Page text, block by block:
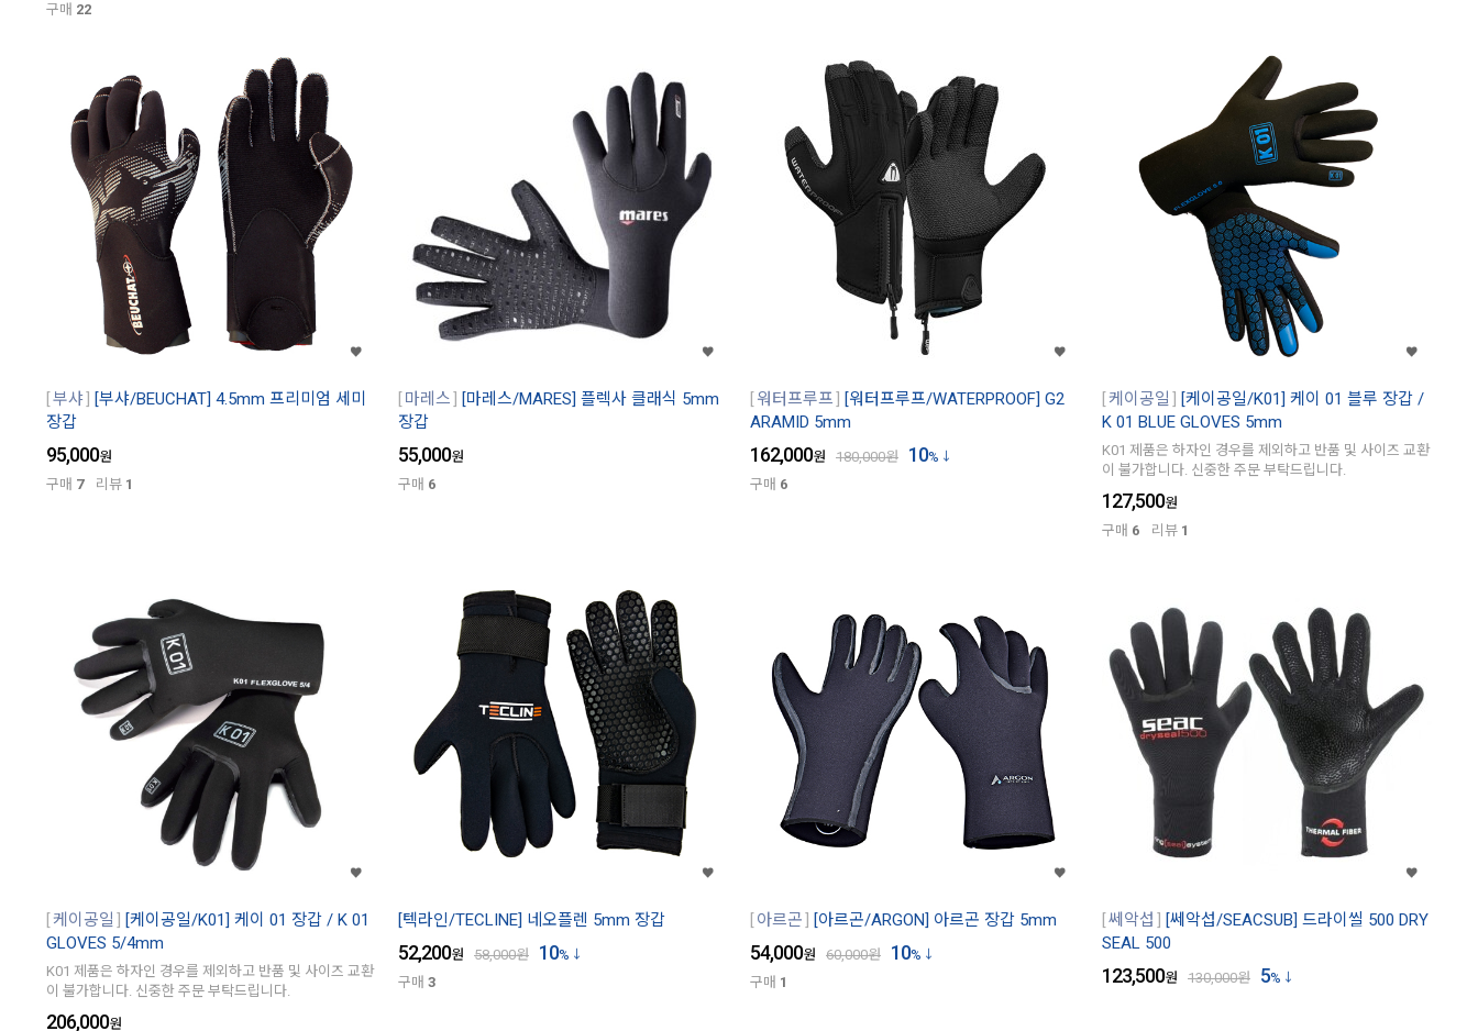
구매 22
부샤
[부샤/BEUCHAT] 4.5mm 프리미엄 세미
장갑
95,000원
구매 7 리뷰 1
마레스
[마레스/MARES] 플렉사 클래식 5mm
장갑
55,000원
구매 6
워터프루프
[워터프루프/WATERPROOF] G2
ARAMID 5mm
162,000원 180,000원 10%
구매 6
케이공일
[케이공일/K01] 케이 01 블루 장갑 /
K 01 BLUE GLOVES 5mm
K01 제품은 하자인 경우를 제외하고 반품 및 사이즈 교환
이 불가합니다. 신중한 주문 부탁드립니다.
127,500원
구매 6 리뷰 1
케이공일
[케이공일/K01] 케이 01 장갑 / K 01
GLOVES 5/4mm
K01 제품은 하자인 경우를 제외하고 반품 및 사이즈 교환
이 불가합니다. 신중한 주문 부탁드립니다.
206,000원
[텍라인/TECLINE] 네오플렌 5mm 장갑
52,200원 58,000원 10%
구매 3
아르곤 [아르곤/ARGON] 아르곤 장갑 5mm
54,000원 60,000원 10%
구매 1
쎄악섭
[쎄악섭/SEACSUB] 드라이씰 500 DRY
SEAL 500
123,500원 130,000원 5%